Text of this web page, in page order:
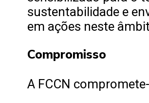
sustentabilidade e
em ações neste
Compromisso
A FCCN